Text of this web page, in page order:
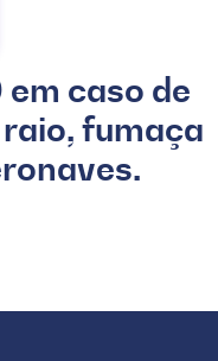
caso de
fumaça